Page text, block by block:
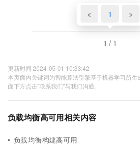
< 1 >
1 / 1
更新时间 2024-05-01 10:33:42
本页面内关键词为智能算法引擎基于机器学习所
面下方点击"联系我们"与我们沟通。
负载均衡高可用相关内容
负载均衡构建高可用